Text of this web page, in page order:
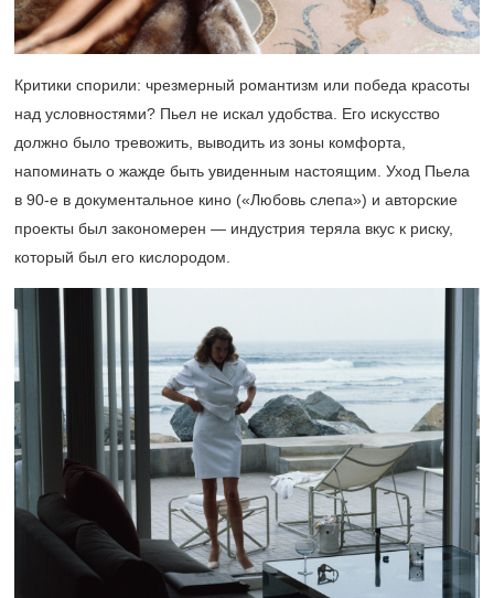
Критики спорили: чрезмерный романтизм или победа красоты
над условностями? Пьел не искал удобства. Его искусство
должно было тревожить, выводить из зоны комфорта,
напоминать о жажде быть увиденным настоящим. Уход Пьела
в 90-е в документальное кино («Любовь слепа») и авторские
проекты был закономерен — индустрия теряла вкус к риску,
который был его кислородом.